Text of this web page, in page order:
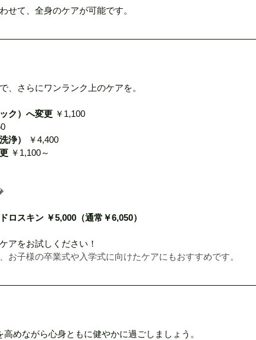
せて、全身のケアが可能です。
、さらにワンランク上のケアを。
ク）へ変更 ￥1,100
浄）
￥4,400
￥1,100～
ロスキン ￥5,000（通常￥6,050）
アをお試しください！
お子様の卒業式や入学式に向けたケアにもおすすめです。
めながら心身ともに健やかに過ごしましょう。